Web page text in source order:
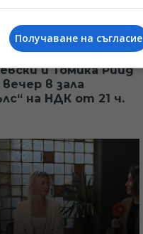
на Кръсте
и Томика Рийд
в зала
на НДК от 21 ч.
Получаване на съгласие